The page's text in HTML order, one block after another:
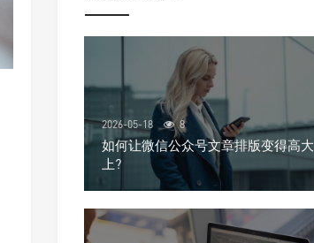
2026-05-18 8
如何让微信公众号文章排版变得高大
上?